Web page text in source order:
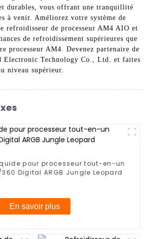
durables, vous offrant une tranquillité
à venir. Améliorez votre système de
refroidisseur de processeur AM4 AIO et
de refroidissement supérieures que
processeur AM4. Devenez partenaire de
Electronic Technology Co., Ltd. et faites
niveau supérieur.
pour processeur tout-en-un
Digital ARGB Jungle Leopard
En savoir plus